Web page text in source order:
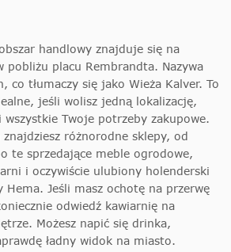
handlowy znajduje się na
pobliżu placu Rembrandta. Nazywa
co tłumaczy się jako Wieża Kalver. To
jeśli wolisz jedną lokalizację,
wszystkie Twoje potrzeby zakupowe.
różnorodne sklepy, od
te sprzedające meble ogrodowe,
i oczywiście ulubiony holenderski
Hema. Jeśli masz ochotę na przerwę
odwiedź kawiarnię na
Możesz napić się drinka,
ładny widok na miasto.